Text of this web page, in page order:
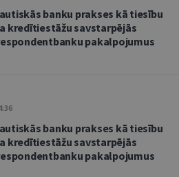
banku prakses kā tiesību
kredītiestāžu savstarpējās
pakalpojumus
banku prakses kā tiesību
kredītiestāžu savstarpējās
pakalpojumus